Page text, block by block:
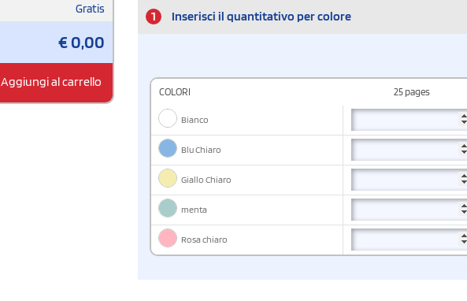
Gratis
€0,00
Aggiungi al carrello
1 Inserisci il quantitativo per colore
COLORI 25 pages
Bianco
Blu Chiaro
Giallo Chiaro
menta
Rosa chiaro